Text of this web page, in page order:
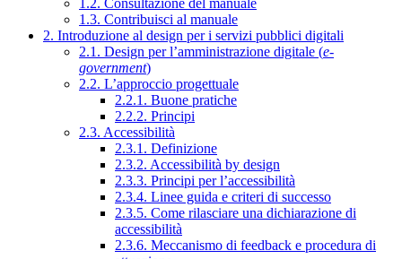
1.2. Consultazione del manuale
1.3. Contribuisci al manuale
2. Introduzione al design per i servizi pubblici digitali
2.1. Design per l’amministrazione digitale (e-
government)
2.2. L’approccio progettuale
2.2.1. Buone pratiche
2.2.2. Principi
2.3. Accessibilità
2.3.1. Definizione
2.3.2. Accessibilità by design
2.3.3. Principi per l’accessibilità
2.3.4. Linee guida e criteri di successo
2.3.5. Come rilasciare una dichiarazione di
accessibilità
2.3.6. Meccanismo di feedback e procedura di